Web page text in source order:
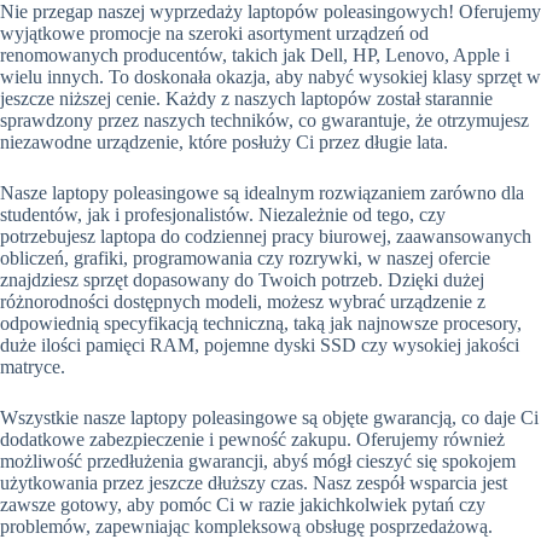
Nie przegap naszej wyprzedaży laptopów poleasingowych! Oferujemy
wyjątkowe promocje na szeroki asortyment urządzeń od
renomowanych producentów, takich jak Dell, HP, Lenovo, Apple i
wielu innych. To doskonała okazja, aby nabyć wysokiej klasy sprzęt w
jeszcze niższej cenie. Każdy z naszych laptopów został starannie
sprawdzony przez naszych techników, co gwarantuje, że otrzymujesz
niezawodne urządzenie, które posłuży Ci przez długie lata.
Nasze laptopy poleasingowe są idealnym rozwiązaniem zarówno dla
studentów, jak i profesjonalistów. Niezależnie od tego, czy
potrzebujesz laptopa do codziennej pracy biurowej, zaawansowanych
obliczeń, grafiki, programowania czy rozrywki, w naszej ofercie
znajdziesz sprzęt dopasowany do Twoich potrzeb. Dzięki dużej
różnorodności dostępnych modeli, możesz wybrać urządzenie z
odpowiednią specyfikacją techniczną, taką jak najnowsze procesory,
duże ilości pamięci RAM, pojemne dyski SSD czy wysokiej jakości
matryce.
Wszystkie nasze laptopy poleasingowe są objęte gwarancją, co daje Ci
dodatkowe zabezpieczenie i pewność zakupu. Oferujemy również
możliwość przedłużenia gwarancji, abyś mógł cieszyć się spokojem
użytkowania przez jeszcze dłuższy czas. Nasz zespół wsparcia jest
zawsze gotowy, aby pomóc Ci w razie jakichkolwiek pytań czy
problemów, zapewniając kompleksową obsługę posprzedażową.